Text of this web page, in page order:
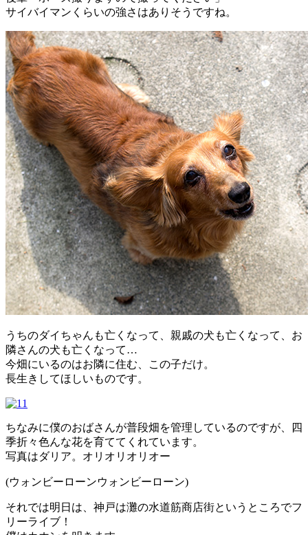
サイバイマンくらいの強さはありそうですね。
うちのダイちゃんも亡くなって、親戚の犬も亡くなって、お
隣さんの犬も亡くなって…
今畑にいるのはお隣に住む、この子だけ。
長生きしてほしいものです。
ちなみに僕のおばさんが普段畑を管理しているのですが、四
季折々色んな花を育ててくれています。
写真はダリア。オリオリオリオー
(ウォンビーローンウォンビーローン)
それでは明日は、神戸は灘の水道筋商店街というところでフ
リーライブ！